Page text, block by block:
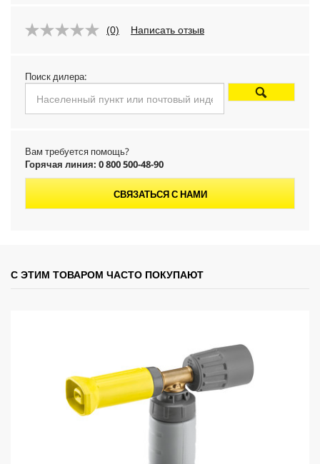
o
d
u
t
p
(0) Написать отзыв
Поиск дилера:
Вам требуется помощь?
Горячая линия: 0 800 500-48-90
СВЯЗАТЬСЯ С НАМИ
С ЭТИМ ТОВАРОМ ЧАСТО ПОКУПАЮТ